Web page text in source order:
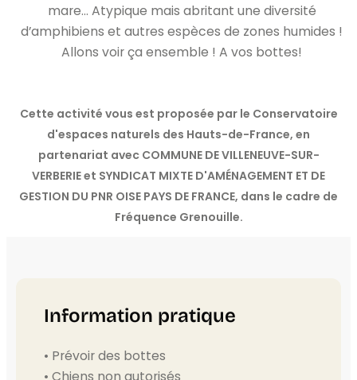
mare… Atypique mais abritant une diversité
d’amphibiens et autres espèces de zones humides !
Allons voir ça ensemble ! A vos bottes!
Cette activité vous est proposée par le Conservatoire
d'espaces naturels des Hauts-de-France, en
partenariat avec COMMUNE DE VILLENEUVE-SUR-
VERBERIE et SYNDICAT MIXTE D'AMÉNAGEMENT ET DE
GESTION DU PNR OISE PAYS DE FRANCE, dans le cadre de
Fréquence Grenouille.
Information pratique
• Prévoir des bottes